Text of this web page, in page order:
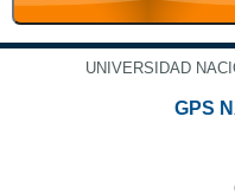
UNIVERSIDAD
GPS